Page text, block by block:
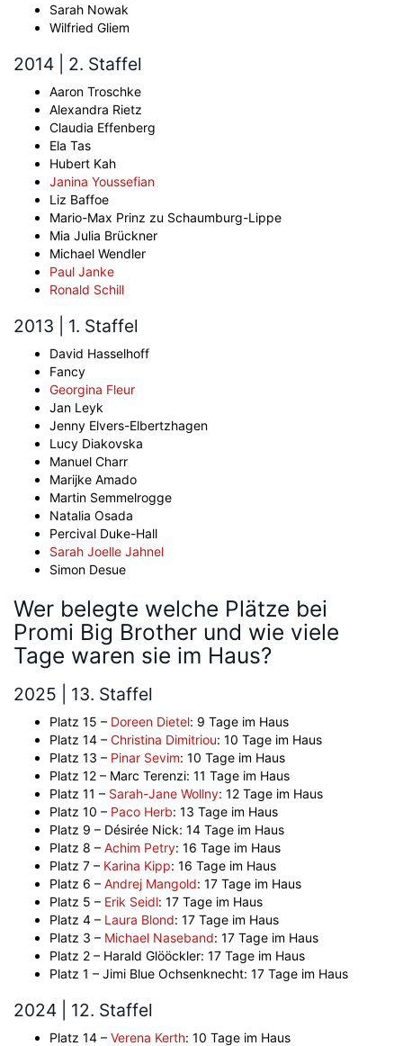
Sarah Nowak
Wilfried Gliem
2014 | 2. Staffel
Aaron Troschke
Alexandra Rietz
Claudia Effenberg
Ela Tas
Hubert Kah
Janina Youssefian
Liz Baffoe
Mario-Max Prinz zu Schaumburg-Lippe
Mia Julia Brückner
Michael Wendler
Paul Janke
Ronald Schill
2013 | 1. Staffel
David Hasselhoff
Fancy
Georgina Fleur
Jan Leyk
Jenny Elvers-Elbertzhagen
Lucy Diakovska
Manuel Charr
Marijke Amado
Martin Semmelrogge
Natalia Osada
Percival Duke-Hall
Sarah Joelle Jahnel
Simon Desue
Wer belegte welche Plätze bei
Promi Big Brother und wie viele
Tage waren sie im Haus?
2025 | 13. Staffel
Platz 15 – Doreen Dietel: 9 Tage im Haus
Platz 14 – Christina Dimitriou: 10 Tage im Haus
Platz 13 – Pinar Sevim: 10 Tage im Haus
Platz 12 – Marc Terenzi: 11 Tage im Haus
Platz 11 – Sarah-Jane Wollny: 12 Tage im Haus
Platz 10 – Paco Herb: 13 Tage im Haus
Platz 9 – Désirée Nick: 14 Tage im Haus
Platz 8 – Achim Petry: 16 Tage im Haus
Platz 7 – Karina Kipp: 16 Tage im Haus
Platz 6 – Andrej Mangold: 17 Tage im Haus
Platz 5 – Erik Seidl: 17 Tage im Haus
Platz 4 – Laura Blond: 17 Tage im Haus
Platz 3 – Michael Naseband: 17 Tage im Haus
Platz 2 – Harald Glööckler: 17 Tage im Haus
Platz 1 – Jimi Blue Ochsenknecht: 17 Tage im Haus
2024 | 12. Staffel
Platz 14 – Verena Kerth: 10 Tage im Haus